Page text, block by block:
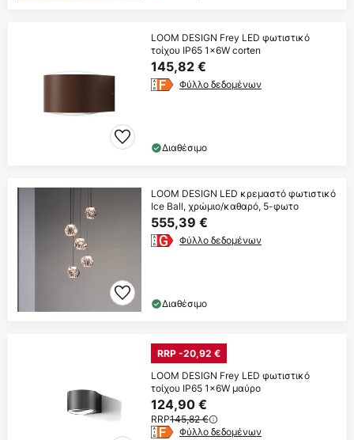
LOOM DESIGN Frey LED φωτιστικό
τοίχου IP65 1x6W corten
145,82 €
Φύλλο δεδομένων
Διαθέσιμο
LOOM DESIGN LED κρεμαστό φωτιστικό
Ice Ball, χρώμιο/καθαρό, 5-φωτο
555,39 €
Φύλλο δεδομένων
Διαθέσιμο
RRP -20,92 €
LOOM DESIGN Frey LED φωτιστικό
τοίχου IP65 1x6W μαύρο
124,90 €
RRP145,82 €
Φύλλο δεδομένων